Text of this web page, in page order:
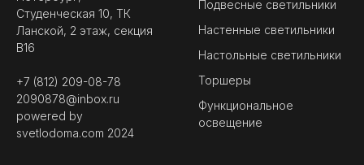
Студенческая 10, ТК
Ланской, 2 этаж, секция
B16
+7 (812) 209-08-78
2090878@inbox.ru
powered by
svetlodoma.com 2024
Подвесные светильники
Настенные светильники
Настольные светильники
Торшеры
Функциональное
освещение